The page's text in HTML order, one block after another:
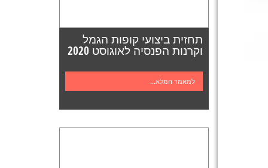
תחזית ביצועי קופות הגמל
וקרנות הפנסיה לאוגוסט 2020
למאמר המלא...